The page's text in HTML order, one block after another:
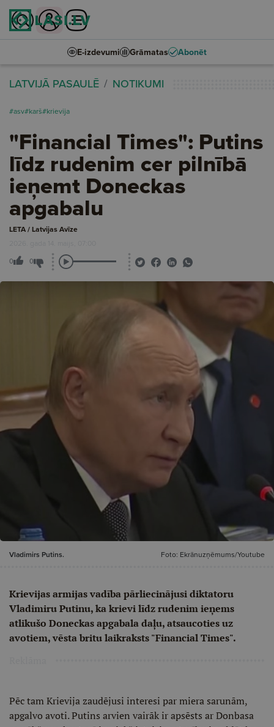
E-izdevumi Grāmatas Abonēt
LATVIJĀ PASAULĒ NOTIKUMI
#asv#karš#krievija
"Financial Times": Putins
līdz rudenim cer pilnībā
ieņemt Doneckas
apgabalu
LETA / Latvijas Avīze
2026. gada 14. maijs, 07:00
0 0
Vladimirs Putins. Foto: Ekrānuzņēmums/Youtube
Krievijas armijas vadība pārliecinājusi diktatoru
Vladimiru Putinu, ka krievi līdz rudenim ieņems
atlikušo Doneckas apgabala daļu, atsaucoties uz
avotiem, vēsta britu laikraksts "Financial Times".
Pēc tam Krievija zaudējusi interesi par miera sarunām,
apgalvo avoti. Putins arvien vairāk ir apsēsts ar Donbasa